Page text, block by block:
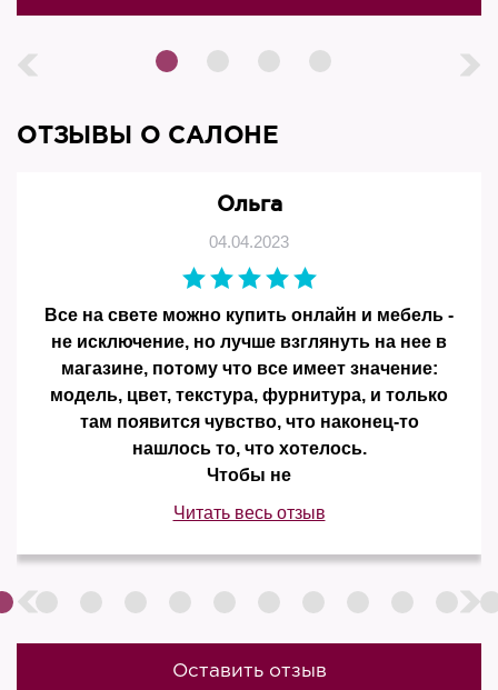
ОТЗЫВЫ О САЛОНЕ
Ольга
04.04.2023
Все на свете можно купить онлайн и мебель -
не исключение, но лучше взглянуть на нее в
магазине, потому что все имеет значение:
модель, цвет, текстура, фурнитура, и только
там появится чувство, что наконец-то
нашлось то, что хотелось.
Чтобы не
Читать весь отзыв
Оставить отзыв